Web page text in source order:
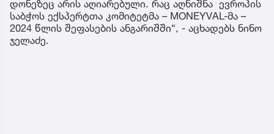
დონეზეც არის აღიარებული. რაც აღნიშნა ევროპის
საბჭოს ექსპერტთა კომიტეტმა – MONEYVAL-მა –
2024 წლის შეფასების ანგარიშში“, - აცხადებს ნინო
ჯელაძე.